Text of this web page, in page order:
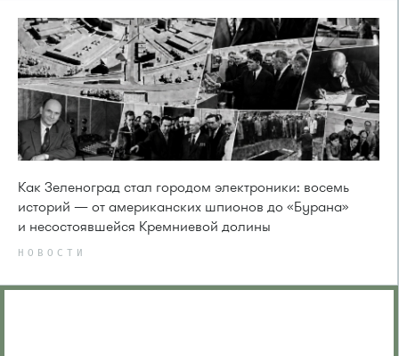
Как Зеленоград стал городом электроники: восемь
историй — от американских шпионов до «Бурана»
и несостоявшейся Кремниевой долины
НОВОСТИ